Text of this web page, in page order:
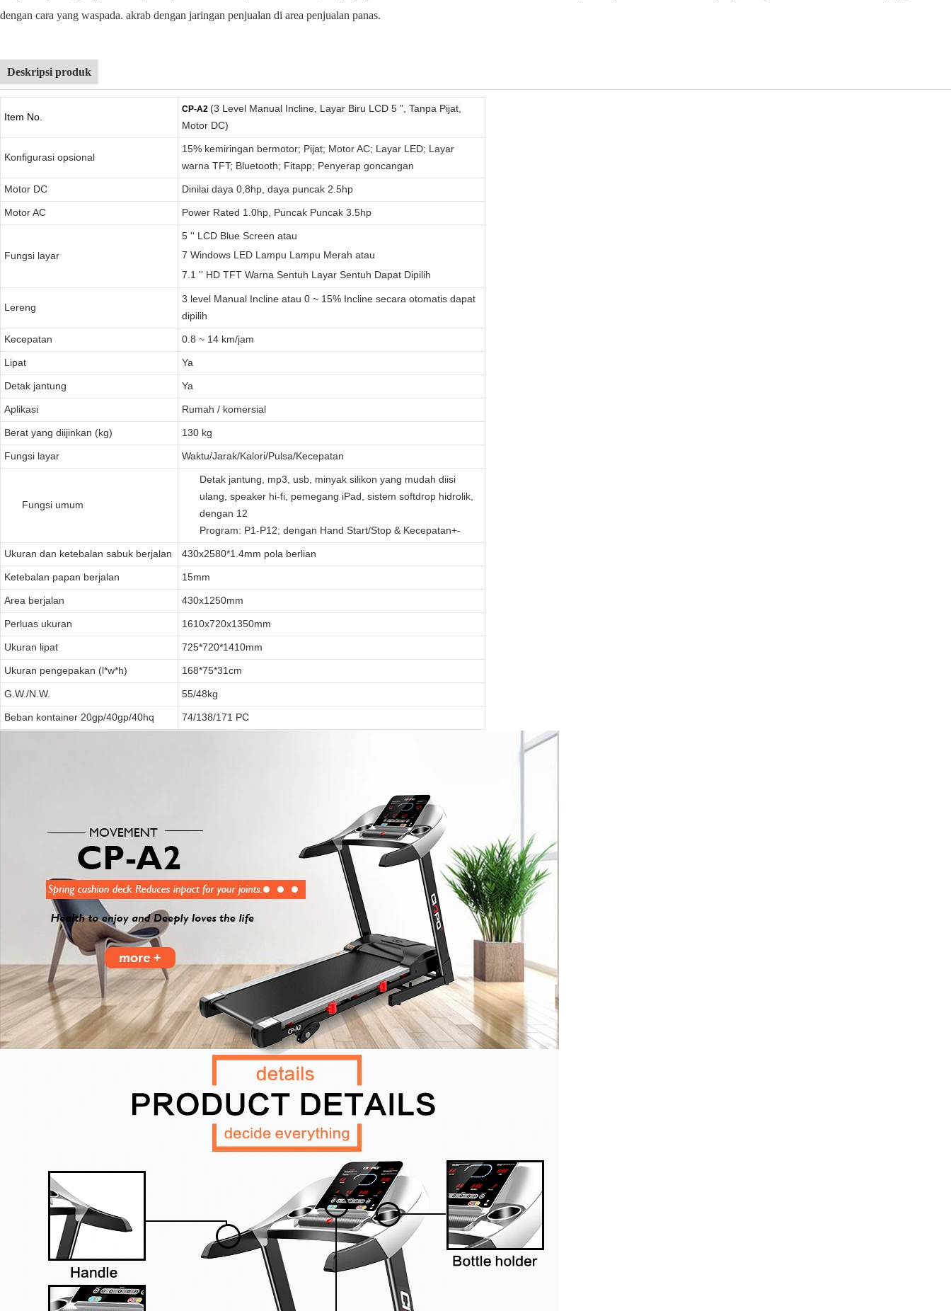
dengan cara yang waspada. akrab dengan jaringan penjualan di area penjualan panas.
Deskripsi produk
Item No.
CP-A2 (3 Level Manual Incline, Layar Biru LCD 5 ", Tanpa Pijat,
Motor DC)
Konfigurasi opsional
15% kemiringan bermotor; Pijat; Motor AC; Layar LED; Layar
warna TFT; Bluetooth; Fitapp; Penyerap goncangan
Motor DC Dinilai daya 0,8hp, daya puncak 2.5hp
Motor AC Power Rated 1.0hp, Puncak Puncak 3.5hp
Fungsi layar
5 '' LCD Blue Screen atau
7 Windows LED Lampu Lampu Merah atau
7.1 '' HD TFT Warna Sentuh Layar Sentuh Dapat Dipilih
Lereng
3 level Manual Incline atau 0 ~ 15% Incline secara otomatis dapat
dipilih
Kecepatan 0.8 ~ 14 km/jam
Lipat Ya
Detak jantung Ya
Aplikasi Rumah / komersial
Berat yang diijinkan (kg) 130 kg
Fungsi layar Waktu/Jarak/Kalori/Pulsa/Kecepatan
Fungsi umum
Detak jantung, mp3, usb, minyak silikon yang mudah diisi
ulang, speaker hi-fi, pemegang iPad, sistem softdrop hidrolik,
dengan 12
Program: P1-P12; dengan Hand Start/Stop & Kecepatan+-
Ukuran dan ketebalan sabuk berjalan 430x2580*1.4mm pola berlian
Ketebalan papan berjalan 15mm
Area berjalan 430x1250mm
Perluas ukuran 1610x720x1350mm
Ukuran lipat 725*720*1410mm
Ukuran pengepakan (l*w*h) 168*75*31cm
G.W./N.W. 55/48kg
Beban kontainer 20gp/40gp/40hq 74/138/171 PC